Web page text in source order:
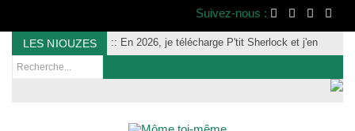
Suivez-nous :
LES NIOUZES :: En 2026, je télécharge P'tit Sherlock et j'en